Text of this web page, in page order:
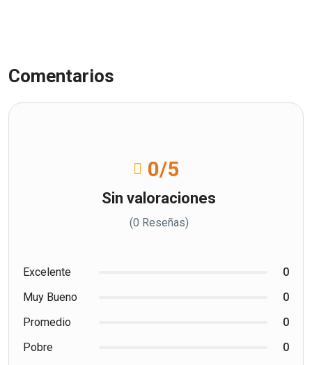
Comentarios
0/5
Sin valoraciones
(0 Reseñas)
Excelente
0
Muy Bueno
0
Promedio
0
Pobre
0